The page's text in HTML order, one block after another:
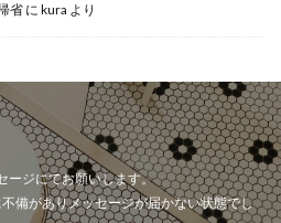
省 に kura より
ージにてお願いします。
備がありメッセージが届かない状態でし